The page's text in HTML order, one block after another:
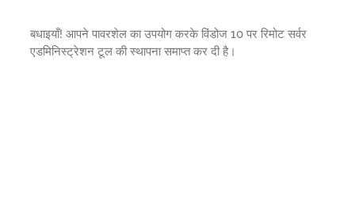
बधाइयाँ! आपने पावरशेल का उपयोग करके विंडोज 10 पर रिमोट सर्वर
एडमिनिस्ट्रेशन टूल की स्थापना समाप्त कर दी है।